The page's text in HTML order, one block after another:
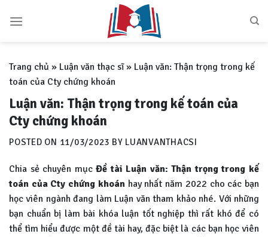
Trang chủ » Luận văn thạc sĩ» Luận văn: Thận trọng trong kế
toán của Cty chứng khoán
Luận văn: Thận trọng trong kế toán của
Cty chứng khoán
POSTED ON 11/03/2023 BY LUANVANTHACSI
Chia sẻ chuyên mụcĐề tài Luận văn: Thận trọng trong kế
toán của Cty chứng khoán hay nhất năm 2022 cho các bạn
học viên ngành đang làm Luận văn tham khảo nhé. Với những
bạn chuẩn bị làm bài khóa luận tốt nghiệp thì rất khó để có
thể tìm hiểu được một đề tài hay, đặc biệt là các bạn học viên